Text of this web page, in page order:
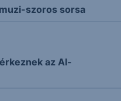
szoros sorsa
az AI-